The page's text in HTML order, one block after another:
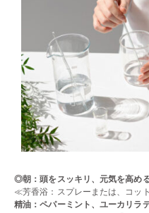
◎朝：頭をスッキリ、元気を高め
≪芳香浴：スプレーまたは、コッ
精油：ペパーミント、ユーカリラ